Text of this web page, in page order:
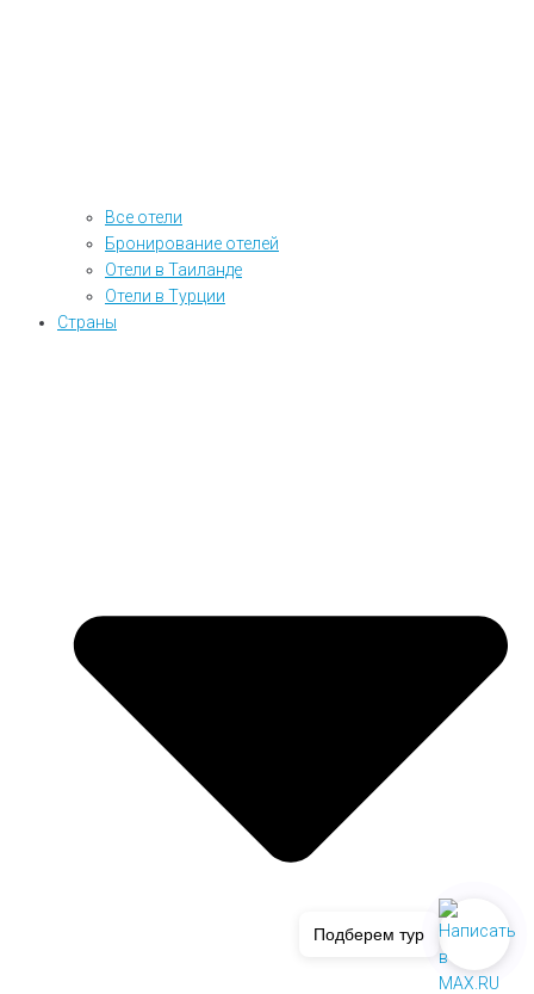
Все отели
Бронирование отелей
Отели в Таиланде
Отели в Турции
Страны
Подберем тур